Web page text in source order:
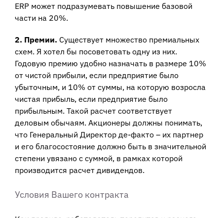
ERP может подразумевать повышение базовой
части на 20%.
2. Премии. Существует множество премиальных
схем. Я хотел бы посоветовать одну из них.
Годовую премию удобно назначать в размере 10%
от чистой прибыли, если предприятие было
убыточным, и 10% от суммы, на которую возросла
чистая прибыль, если предприятие было
прибыльным. Такой расчет соответствует
деловым обычаям. Акционеры должны понимать,
что Генеральный Директор де-факто – их партнер
и его благосостояние должно быть в значительной
степени увязано с суммой, в рамках которой
производится расчет дивидендов.
Условия Вашего контракта